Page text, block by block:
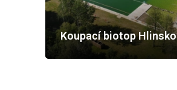
Koupací biotop Hlinsko